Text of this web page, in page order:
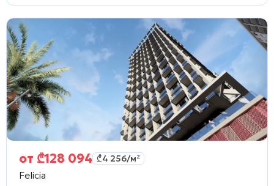
от ₾128 094 ₾4 256/м²
Felicia